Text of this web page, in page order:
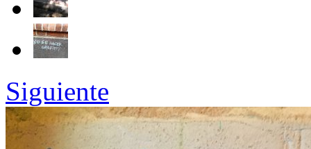
Siguiente